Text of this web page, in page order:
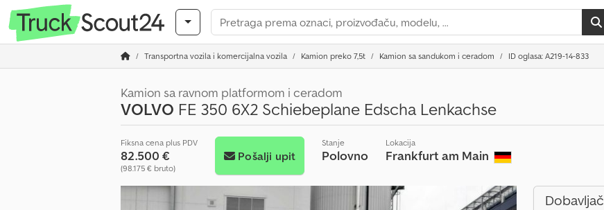
Transportna vozila i komercijalna vozila Kamion preko 7,5t Kamion sa sandukom i ceradom ID oglasa: A219-14-833
Kamion sa ravnom platformom i ceradom
VOLVO FE 350 6X2 Schiebeplane Edscha Lenkachse
Fiksna cena plus PDV
82.500 €
(98.175 € bruto)
Pošalji upit
Stanje
Polovno
Lokacija
Frankfurt am Main
Dobavljač